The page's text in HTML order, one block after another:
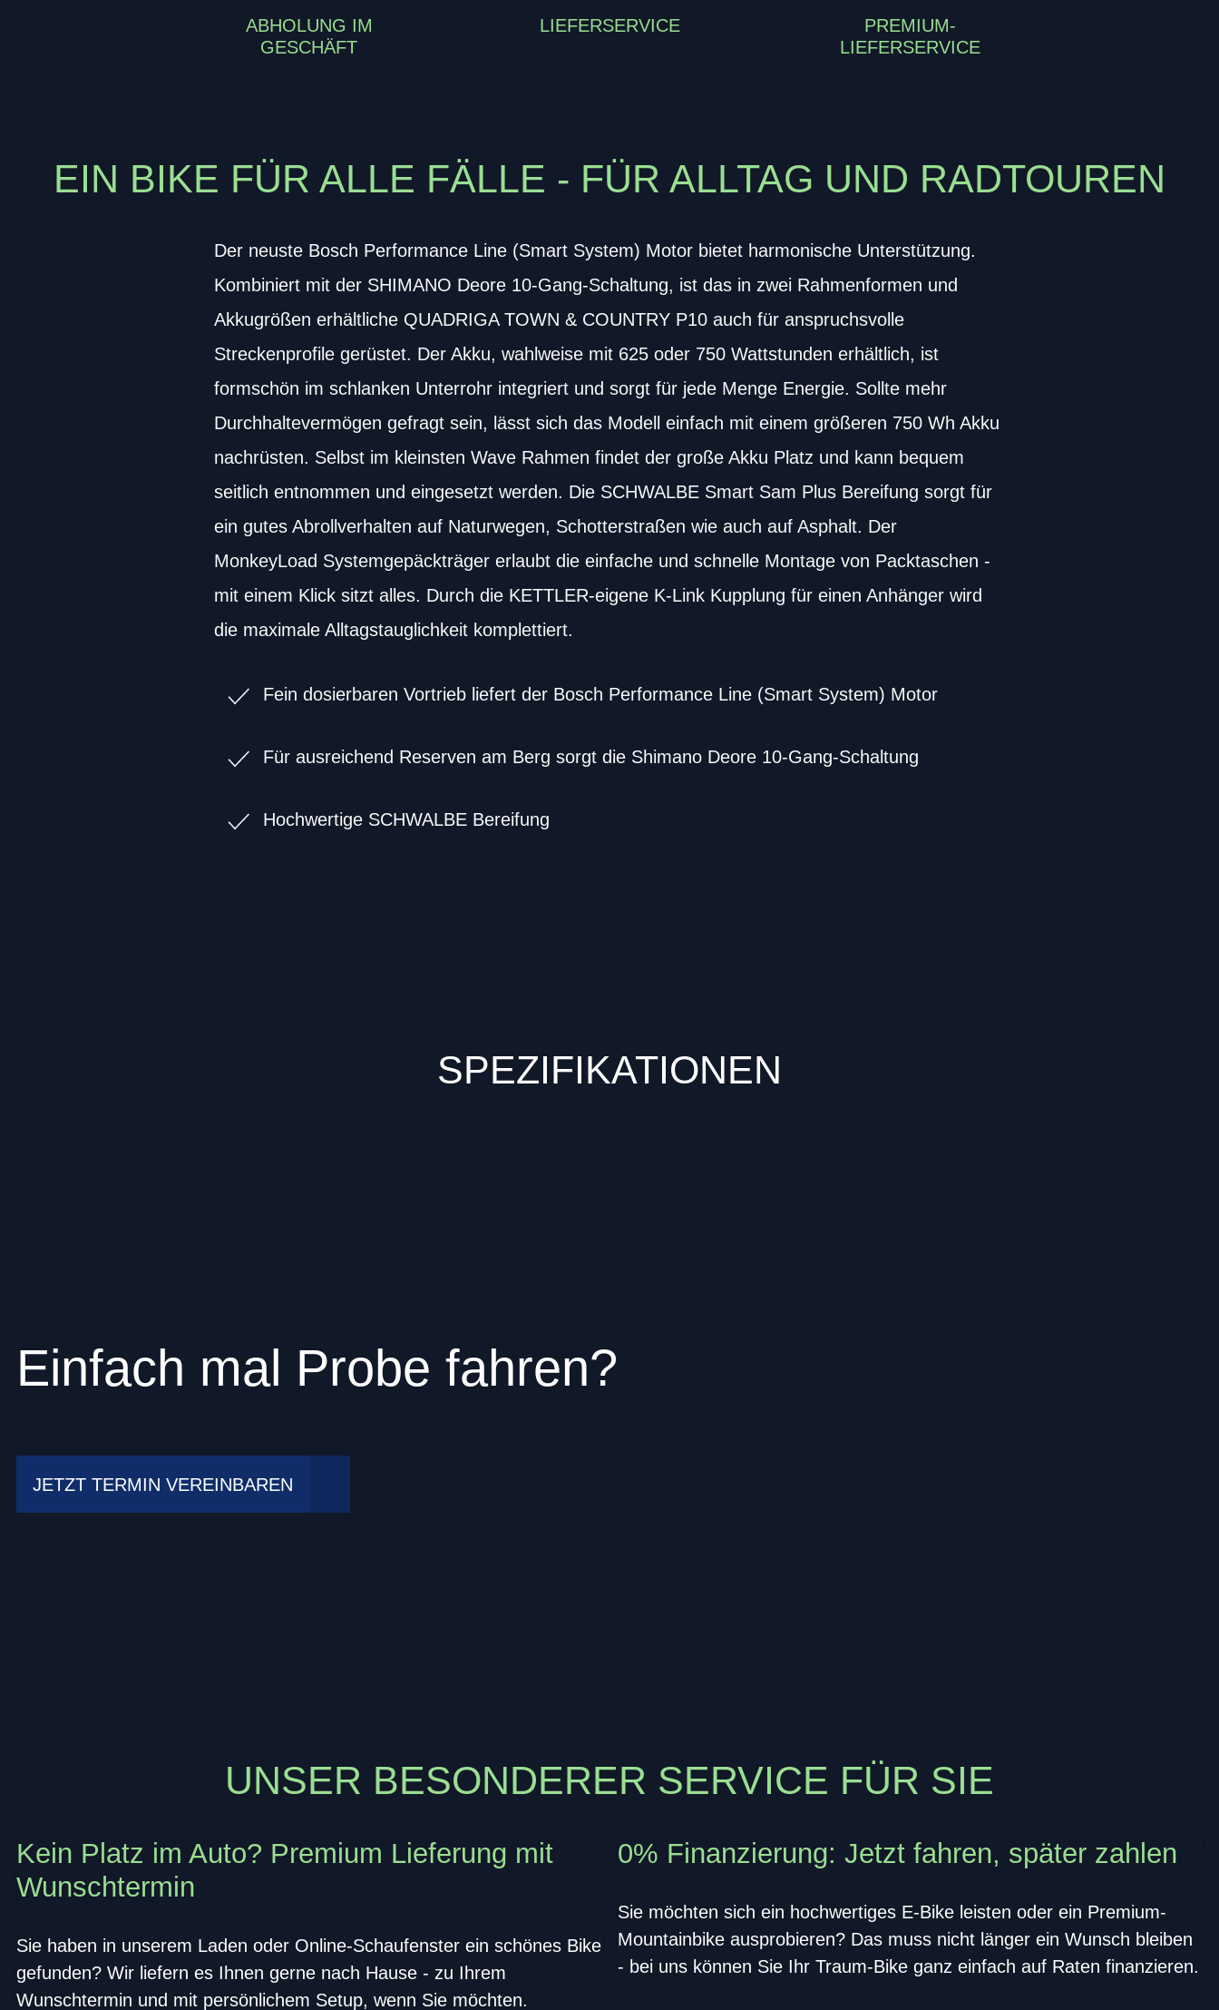
ABHOLUNG IM
GESCHÄFT
LIEFERSERVICE
PREMIUM-
LIEFERSERVICE
EIN BIKE FÜR ALLE FÄLLE - FÜR ALLTAG UND RADTOUREN
Der neuste Bosch Performance Line (Smart System) Motor bietet harmonische Unterstützung.
Kombiniert mit der SHIMANO Deore 10-Gang-Schaltung, ist das in zwei Rahmenformen und
Akkugrößen erhältliche QUADRIGA TOWN & COUNTRY P10 auch für anspruchsvolle
Streckenprofile gerüstet. Der Akku, wahlweise mit 625 oder 750 Wattstunden erhältlich, ist
formschön im schlanken Unterrohr integriert und sorgt für jede Menge Energie. Sollte mehr
Durchhaltevermögen gefragt sein, lässt sich das Modell einfach mit einem größeren 750 Wh Akku
nachrüsten. Selbst im kleinsten Wave Rahmen findet der große Akku Platz und kann bequem
seitlich entnommen und eingesetzt werden. Die SCHWALBE Smart Sam Plus Bereifung sorgt für
ein gutes Abrollverhalten auf Naturwegen, Schotterstraßen wie auch auf Asphalt. Der
MonkeyLoad Systemgepäckträger erlaubt die einfache und schnelle Montage von Packtaschen -
mit einem Klick sitzt alles. Durch die KETTLER-eigene K-Link Kupplung für einen Anhänger wird
die maximale Alltagstauglichkeit komplettiert.
Fein dosierbaren Vortrieb liefert der Bosch Performance Line (Smart System) Motor
Für ausreichend Reserven am Berg sorgt die Shimano Deore 10-Gang-Schaltung
Hochwertige SCHWALBE Bereifung
SPEZIFIKATIONEN
Einfach mal Probe fahren?
JETZT TERMIN VEREINBAREN
UNSER BESONDERER SERVICE FÜR SIE
Kein Platz im Auto? Premium Lieferung mit
Wunschtermin
Sie haben in unserem Laden oder Online-Schaufenster ein schönes Bike
gefunden? Wir liefern es Ihnen gerne nach Hause - zu Ihrem
Wunschtermin und mit persönlichem Setup, wenn Sie möchten.
0% Finanzierung: Jetzt fahren, später zahlen
Sie möchten sich ein hochwertiges E-Bike leisten oder ein Premium-
Mountainbike ausprobieren? Das muss nicht länger ein Wunsch bleiben
- bei uns können Sie Ihr Traum-Bike ganz einfach auf Raten finanzieren.